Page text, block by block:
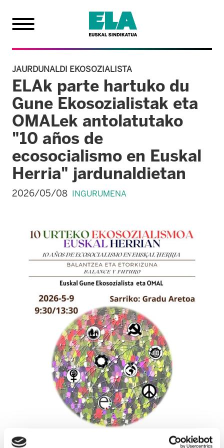
JAURDUNALDI EKOSOZIALISTA
ELAk parte hartuko du
Gune Ekosozialistak eta
OMALek antolatutako
"10 años de
ecosocialismo en Euskal
Herria" jardunaldietan
2026/05/08 INGURUMENA